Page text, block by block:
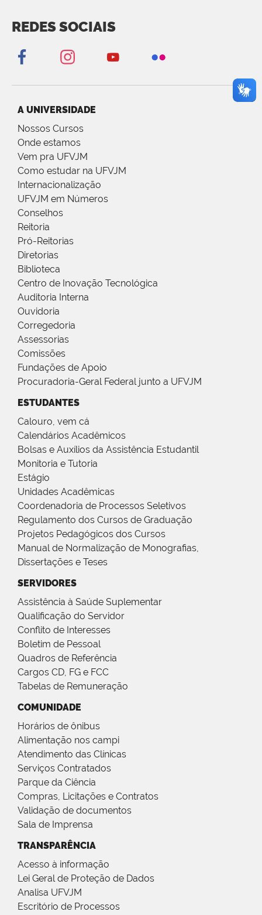
REDES SOCIAIS
A UNIVERSIDADE
Nossos Cursos
Onde estamos
Vem pra UFVJM
Como estudar na UFVJM
Internacionalização
UFVJM em Números
Conselhos
Reitoria
Pró-Reitorias
Diretorias
Biblioteca
Centro de Inovação Tecnológica
Auditoria Interna
Ouvidoria
Corregedoria
Assessorias
Comissões
Fundações de Apoio
Procuradoria-Geral Federal junto a UFVJM
ESTUDANTES
Calouro, vem cá
Calendários Acadêmicos
Bolsas e Auxílios da Assistência Estudantil
Monitoria e Tutoria
Estágio
Unidades Acadêmicas
Coordenadoria de Processos Seletivos
Regulamento dos Cursos de Graduação
Projetos Pedagógicos dos Cursos
Manual de Normalização de Monografias,
Dissertações e Teses
SERVIDORES
Assistência à Saúde Suplementar
Qualificação do Servidor
Conflito de Interesses
Boletim de Pessoal
Quadros de Referência
Cargos CD, FG e FCC
Tabelas de Remuneração
COMUNIDADE
Horários de ônibus
Alimentação nos campi
Atendimento das Clínicas
Serviços Contratados
Parque da Ciência
Compras, Licitações e Contratos
Validação de documentos
Sala de Imprensa
TRANSPARÊNCIA
Acesso à informação
Lei Geral de Proteção de Dados
Analisa UFVJM
Escritório de Processos